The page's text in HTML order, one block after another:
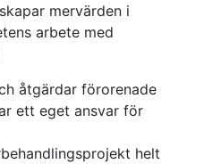
mervärden i
arbete med
åtgärdar förorenade
ett eget ansvar för
helt